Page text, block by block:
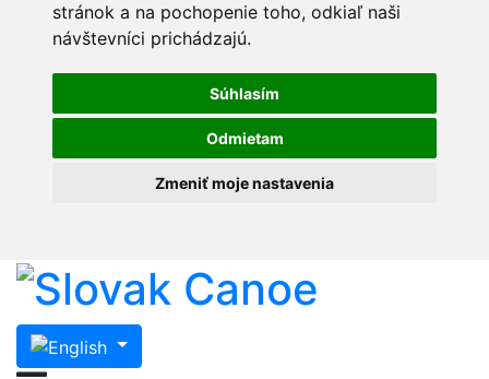
stránok a na pochopenie toho, odkiaľ naši
návštevníci prichádzajú.
Súhlasím
Odmietam
Zmeniť moje nastavenia